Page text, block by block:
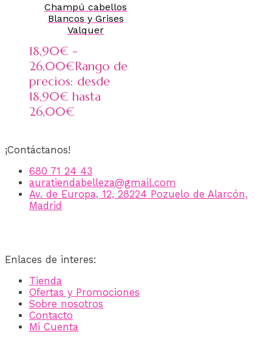
Champú cabellos
Blancos y Grises
Valquer
18,90€ -
26,00€Rango de
precios: desde
18,90€ hasta
26,00€
¡Contáctanos!
680 71 24 43
auratiendabelleza@gmail.com
Av. de Europa, 12, 28224 Pozuelo de Alarcón,
Madrid
Enlaces de interes:
Tienda
Ofertas y Promociones
Sobre nosotros
Contacto
Mi Cuenta